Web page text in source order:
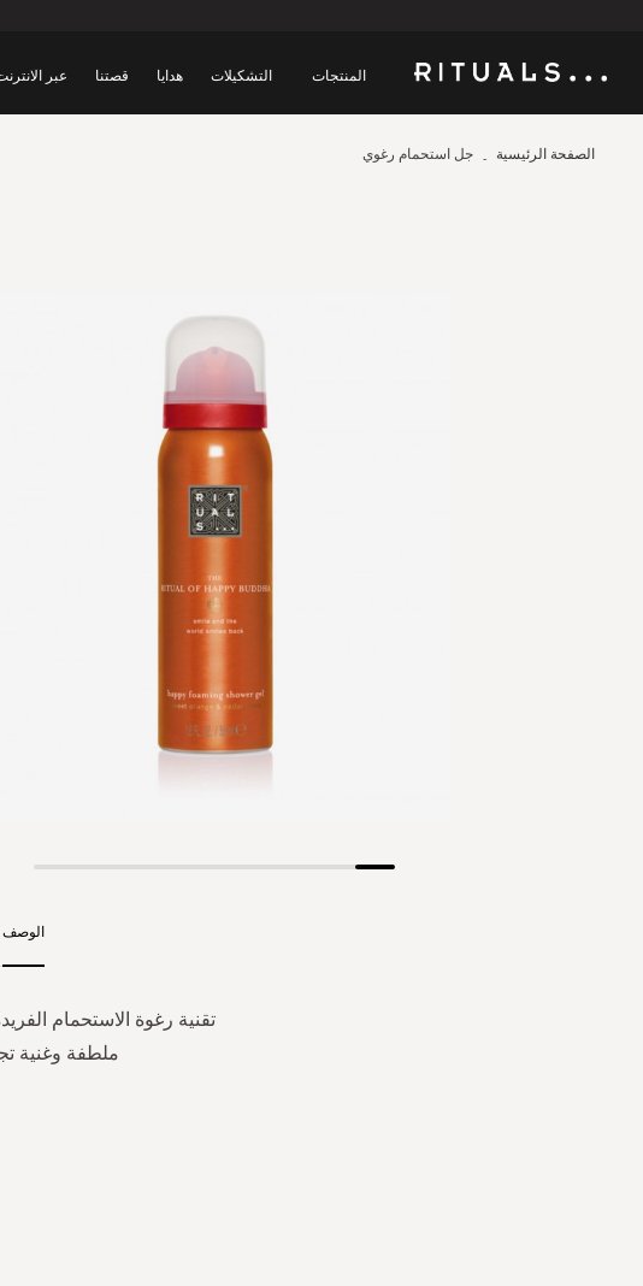
المنتجات التشكيلات هدايا قصتنا عبر
الصفحة الرئيسية جل استحمام رغوي
الوصف
تقنية رغوة الاستحمام
ملطفة وغنية